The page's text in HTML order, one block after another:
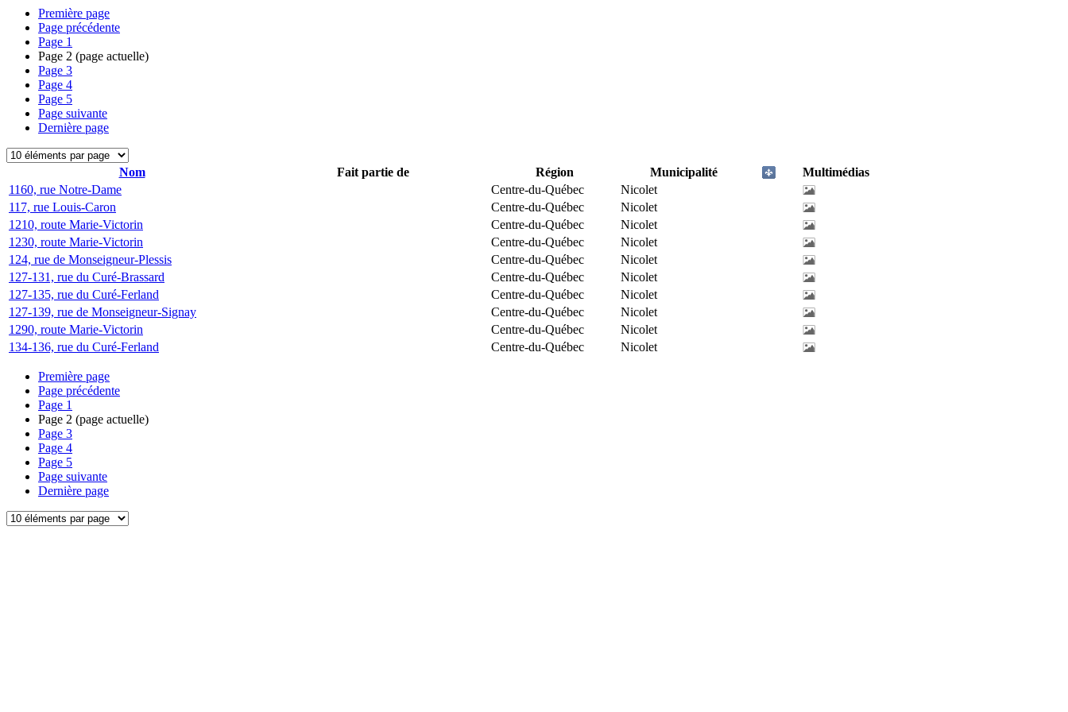
Première page
Page précédente
Page 1
Page 2 (page actuelle)
Page 3
Page 4
Page 5
Page suivante
Dernière page
Nom Fait partie de Région Municipalité
Multimédias
1160, rue Notre-Dame
Centre-du-Québec
Nicolet
117, rue Louis-Caron
Centre-du-Québec
Nicolet
1210, route Marie-Victorin
Centre-du-Québec
Nicolet
1230, route Marie-Victorin
Centre-du-Québec
Nicolet
124, rue de Monseigneur-Plessis
Centre-du-Québec
Nicolet
127-131, rue du Curé-Brassard
Centre-du-Québec
Nicolet
127-135, rue du Curé-Ferland
Centre-du-Québec
Nicolet
127-139, rue de Monseigneur-Signay
Centre-du-Québec
Nicolet
1290, route Marie-Victorin
Centre-du-Québec
Nicolet
134-136, rue du Curé-Ferland
Centre-du-Québec Nicolet
Première page
Page précédente
Page 1
Page 2 (page actuelle)
Page 3
Page 4
Page 5
Page suivante
Dernière page